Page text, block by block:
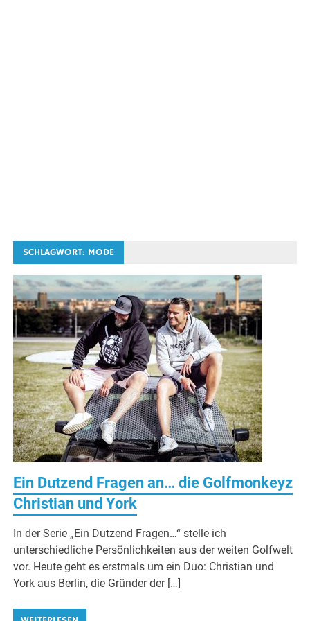
SCHLAGWORT: MODE
Ein Dutzend Fragen an… die Golfmonkeyz
Christian und York
In der Serie „Ein Dutzend Fragen…“ stelle ich
unterschiedliche Persönlichkeiten aus der weiten Golfwelt
vor. Heute geht es erstmals um ein Duo: Christian und
York aus Berlin, die Gründer der […]